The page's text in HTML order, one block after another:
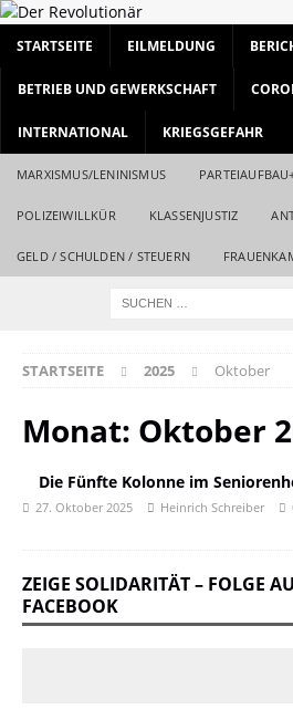
STARTSEITE EILMELDUNG
BETRIEB UND GEWERKSCHAFT
INTERNATIONAL KRIEGSGEFAHR
MARXISMUS/LENINISMUS
POLIZEIWILLKÜR KLASSENJUSTIZ
GELD / SCHULDEN / STEUERN
STARTSEITE 2025 Oktober
Monat: Oktober
Die Fünfte Kolonne im
27. Oktober 2025 Heinrich Schreiber
ZEIGE SOLIDARITÄT – FOLGE
FACEBOOK